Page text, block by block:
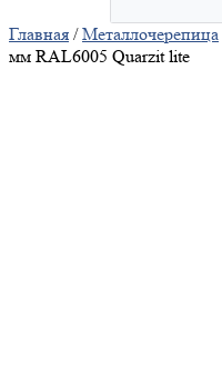
Главная /Металлочерепица
мм RAL6005 Quarzit lite